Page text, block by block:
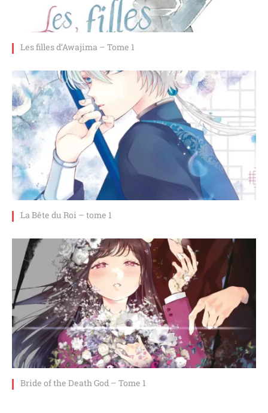
Les filles d’Awajima – Tome 1
La Bête du Roi – tome 1
Bride of the Death God – Tome 1